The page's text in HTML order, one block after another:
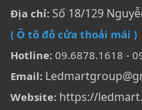
Địa chỉ: Số 18/129
( Ô tô đỗ cửa thoải mái )
Hotline: 09.6878.1618 -
Email:
Website: https://